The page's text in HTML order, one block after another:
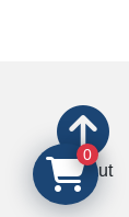
En haut
0